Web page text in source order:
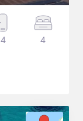
4 4